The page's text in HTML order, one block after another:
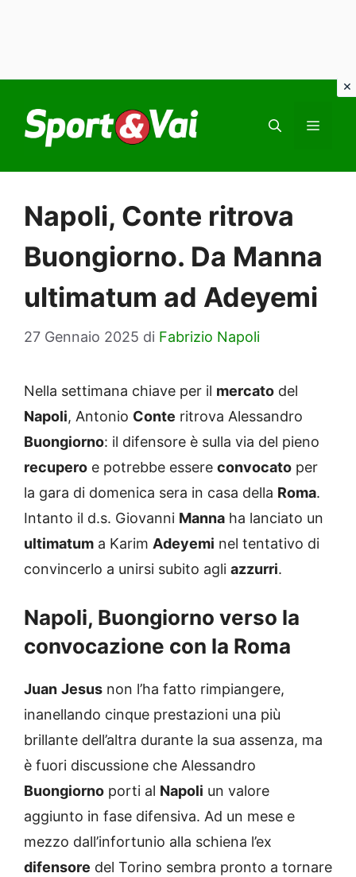
contenuto
Napoli, Conte ritrova
Buongiorno. Da Manna
ultimatum ad Adeyemi
27 Gennaio 2025 di Fabrizio Napoli
Nella settimana chiave per il mercato del
Napoli, Antonio Conte ritrova Alessandro
Buongiorno: il difensore è sulla via del pieno
recupero e potrebbe essere convocato per
la gara di domenica sera in casa della Roma.
Intanto il d.s. Giovanni Manna ha lanciato un
ultimatum a Karim Adeyemi nel tentativo di
convincerlo a unirsi subito agli azzurri.
Napoli, Buongiorno verso la
convocazione con la Roma
Juan Jesus non l’ha fatto rimpiangere,
inanellando cinque prestazioni una più
brillante dell’altra durante la sua assenza, ma
è fuori discussione che Alessandro
Buongiorno porti al Napoli un valore
aggiunto in fase difensiva. Ad un mese e
mezzo dall’infortunio alla schiena l’ex
difensore del Torino sembra pronto a tornare